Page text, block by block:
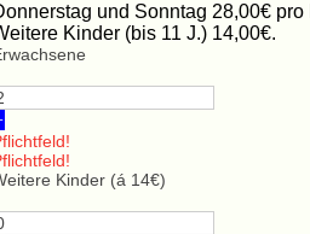
und Sonntag 28,00€ pro
Kinder (bis 11 J.) 14,00€.
Kinder (á 14€)